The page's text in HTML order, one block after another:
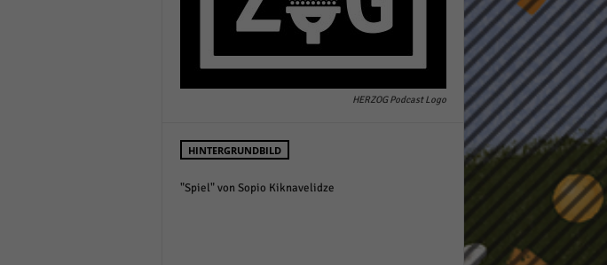
HERZOG Podcast Logo
HINTERGRUNDBILD
"Spiel" von Sopio Kiknavelidze